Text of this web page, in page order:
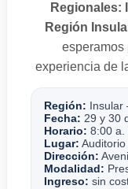
Regionales:
Región
esperamos
experiencia de
Región: Insular
Fecha: 29 y 30
Horario: 8:00 a.
Lugar:
Dirección:
Modalidad:
Ingreso: sin